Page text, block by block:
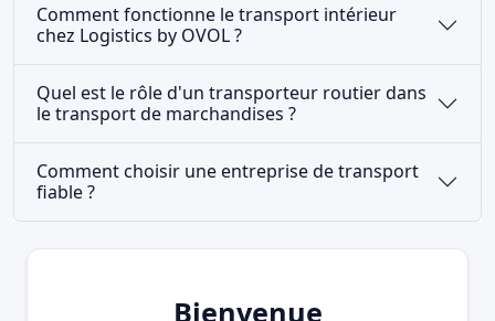
Comment fonctionne le transport intérieur
chez Logistics by OVOL ?
Quel est le rôle d'un transporteur routier dans
le transport de marchandises ?
Comment choisir une entreprise de transport
fiable ?
Bienvenue